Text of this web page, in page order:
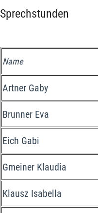
Sprechstunden
Name
Artner Gaby
Brunner Eva
Eich Gabi
Gmeiner Klaudia
Klausz Isabella